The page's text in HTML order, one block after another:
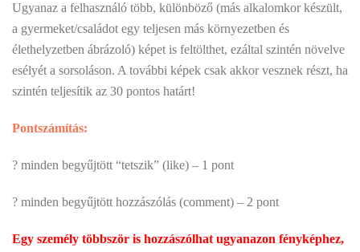
Ugyanaz a felhasználó több, különböző (más alkalomkor készült,
a gyermeket/családot egy teljesen más környezetben és
élethelyzetben ábrázoló) képet is feltölthet, ezáltal szintén növelve
esélyét a sorsoláson. A további képek csak akkor vesznek részt, ha
szintén teljesítik az 30 pontos határt!
Pontszámítás:
? minden begyűjtött “tetszik” (like) – 1 pont
? minden begyűjtött hozzászólás (comment) – 2 pont
Egy személy többször is hozzászólhat ugyanazon fényképhez,